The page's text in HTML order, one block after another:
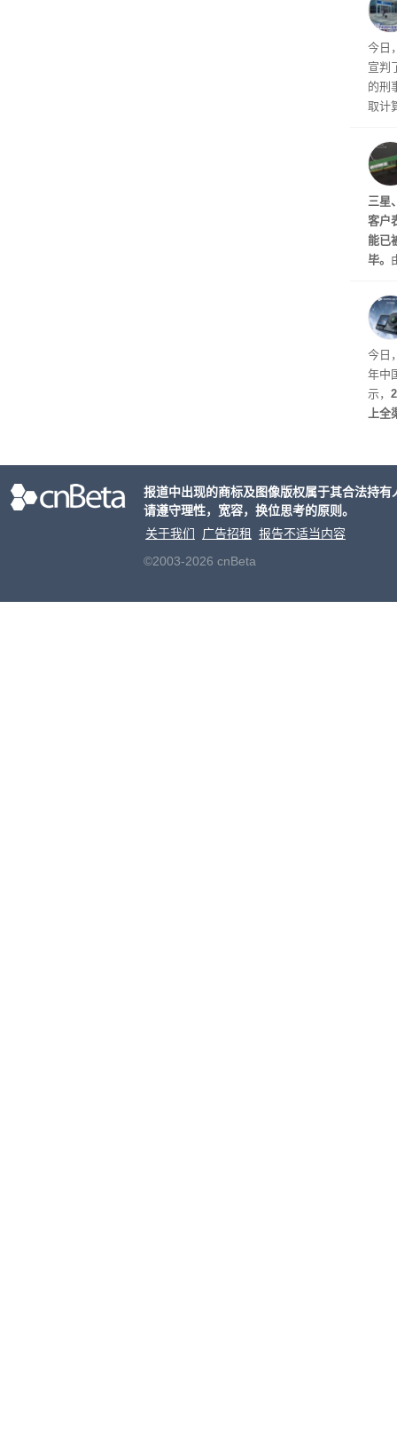
美元)
多
今日
宣判
的刑
取计
元罚
三星
客户
能已
毕。
巨
协议
能
可能
场
今日
年中
示，
上
创作
报道中出现的商标及图像版权属于其合法持
请遵守理性，宽容，换位思考的原则。
关于我们
广告招租
报告不适当内容
©2003-2026 cnBeta